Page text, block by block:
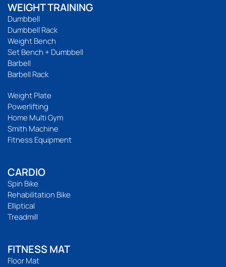
WEIGHT TRAINING
Dumbbell
Dumbbell Rack
Weight Bench
Set Bench + Dumbbell
Barbell
Barbell Rack
Weight Plate
Powerlifting
Home Multi Gym
Smith Machine
Fitness Equipment
CARDIO
Spin Bike
Rehabilitation Bike
Elliptical
Treadmill
FITNESS MAT
Floor Mat